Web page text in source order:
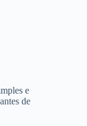
e
de